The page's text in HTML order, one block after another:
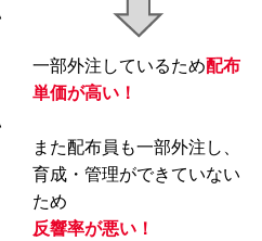
一部外注しているため配布
単価が高い！
また配布員も一部外注し、
育成・管理ができていない
ため
反響率が悪い！